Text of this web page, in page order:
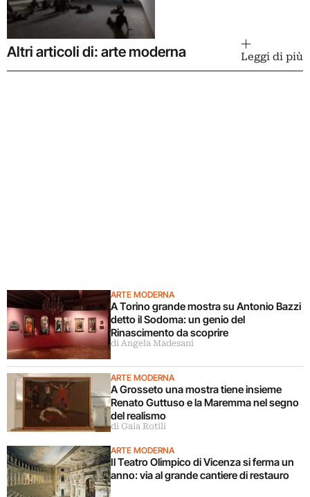
Altri articoli di: arte moderna Leggi di più
ARTE MODERNA
A Torino grande mostra su Antonio Bazzi
detto il Sodoma: un genio del
Rinascimento da scoprire
di Angela Madesani
ARTE MODERNA
A Grosseto una mostra tiene insieme
Renato Guttuso e la Maremma nel segno
del realismo
di Gaia Rotili
ARTE MODERNA
Il Teatro Olimpico di Vicenza si ferma un
anno: via al grande cantiere di restauro